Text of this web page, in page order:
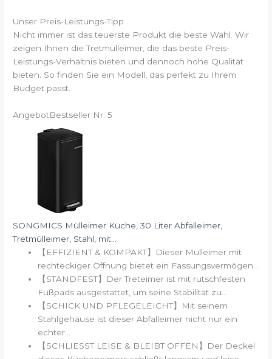
Unser Preis-Leistungs-Tipp
Nicht immer ist das teuerste Produkt die beste Wahl. Wir
zeigen Ihnen die Tretmülleimer, die das beste Preis-
Leistungs-Verhältnis bieten und dennoch hohe Qualität
bieten. So finden Sie ein Modell, das perfekt zu Ihrem
Budget passt.
AngebotBestseller Nr. 5
SONGMICS Mülleimer Küche, 30 Liter Abfalleimer,
Tretmülleimer, Stahl, mit...
【EFFIZIENT & KOMPAKT】Dieser Mülleimer mit
rechteckiger Öffnung bietet ein Fassungsvermögen...
【STANDFEST】Der Treteimer ist mit rutschfesten
Fußpads ausgestattet, um seine Stabilität zu...
【SCHICK UND PFLEGELEICHT】Mit seinem
Stahlgehäuse ist dieser Abfalleimer nicht nur ein
echter...
【SCHLIESST LEISE & BLEIBT OFFEN】Der Deckel